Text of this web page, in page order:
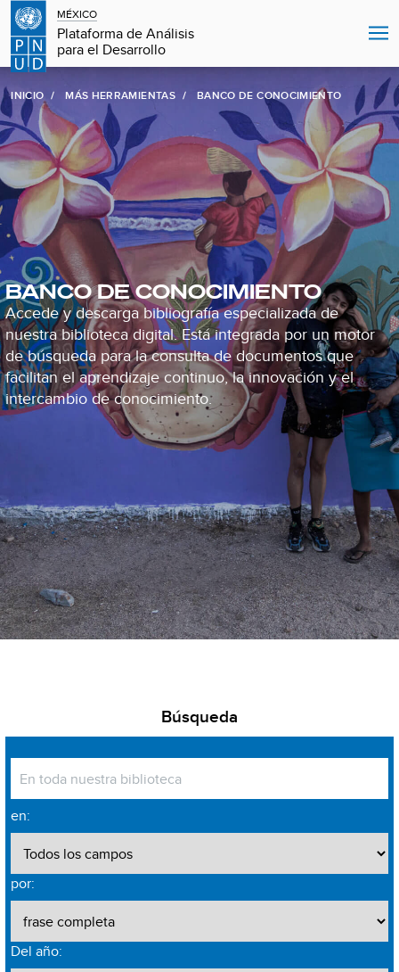
MÉXICO
Plataforma de Análisis
para el Desarrollo
INICIO MÁS HERRAMIENTAS BANCO DE CONOCIMIENTO
BANCO DE CONOCIMIENTO
Accede y descarga bibliografía especializada de
nuestra biblioteca digital. Está integrada por un motor
de búsqueda para la consulta de documentos que
facilitan el aprendizaje continuo, la innovación y el
intercambio de conocimiento.
Búsqueda
en:
por:
Del año: